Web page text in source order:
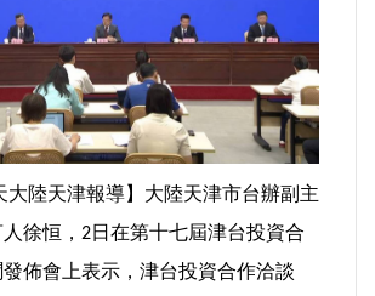
大陸天津報導】大陸天津市台辦副主
徐恒， 2日在第十七屆津台投資合
佈會上表示，津台投資合作洽談